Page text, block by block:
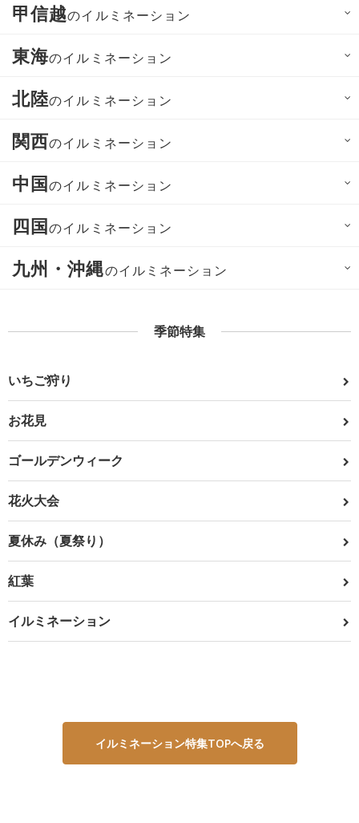
甲信越のイルミネーション
東海のイルミネーション
北陸のイルミネーション
関西のイルミネーション
中国のイルミネーション
四国のイルミネーション
九州・沖縄のイルミネーション
季節特集
いちご狩り
お花見
ゴールデンウィーク
花火大会
夏休み（夏祭り）
紅葉
イルミネーション
イルミネーション特集TOPへ戻る